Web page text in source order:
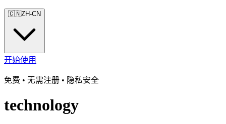
🇨🇳ZH-CN
开始使用
免费 • 无需注册 • 隐私安全
technology